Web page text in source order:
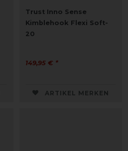
Trust Inno Sense
Kimblehook Flexi Soft-
20
149,95 € *
ARTIKEL MERKEN